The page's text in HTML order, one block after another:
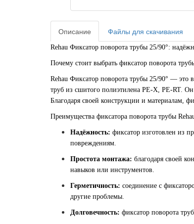
Описание Файлы для скачивания
Rehau Фиксатор поворота трубы 25/90°:
Почему стоит выбрать фиксатор поворота
Rehau Фиксатор поворота трубы 25/90° — это
труб из сшитого полиэтилена PE-X, PE-RT.
Благодаря своей конструкции и материалам,
Преимущества фиксатора поворота трубы
Надёжность: фиксатор изготовлен из
повреждениям.
Простота монтажа: благодаря своей
навыков или инструментов.
Герметичность: соединение с
другие проблемы.
Долговечность: фиксатор поворота